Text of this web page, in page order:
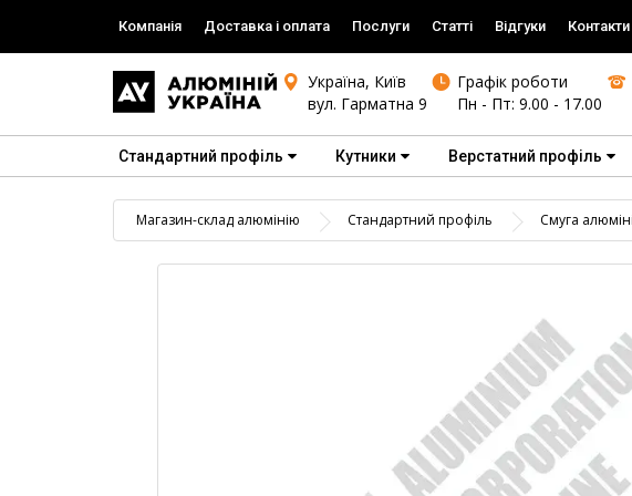
Компанія Доставка і оплата Послуги Статті Відгуки Контакти
Україна, Київ
вул. Гарматна 9
Графік роботи
Пн - Пт: 9.00 - 17.00
Стандартний профіль Кутники Верстатний профіль
Магазин-склад алюмінію Стандартний профіль Смуга